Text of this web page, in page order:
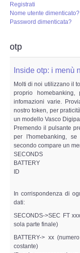
Perizia IoT e
Perizia
Perizia Data
INDAGINI
Digital
Indagini su
Indagini
Copia/
Bonifiche
Registrati
Nome utente dimenticato?
Password dimenticata?
otp
Inside otp: i menù
Molti di noi utilizzano il
proprio
infomazioni varie.
nostro token, per
un modello Vasco
Premendo il pulsante
per l'homebanking,
secondo compare un
SECONDS
BATTERY
ID
In corrispondenza di
dati:
SECONDS->SEC FT
sola parte finale)
BATTERY-> xx
costante)